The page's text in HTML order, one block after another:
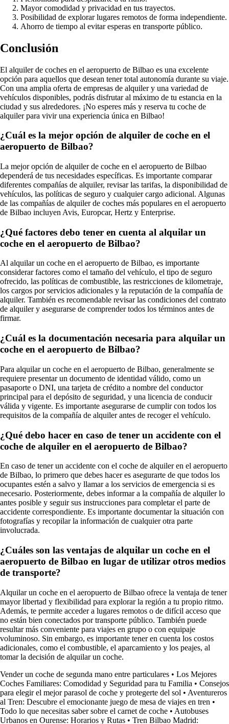
Mayor comodidad y privacidad en tus trayectos.
Posibilidad de explorar lugares remotos de forma independiente.
Ahorro de tiempo al evitar esperas en transporte público.
Conclusión
El alquiler de coches en el aeropuerto de Bilbao es una excelente
opción para aquellos que desean tener total autonomía durante su viaje.
Con una amplia oferta de empresas de alquiler y una variedad de
vehículos disponibles, podrás disfrutar al máximo de tu estancia en la
ciudad y sus alrededores. ¡No esperes más y reserva tu coche de
alquiler para vivir una experiencia única en Bilbao!
¿Cuál es la mejor opción de alquiler de coche en el
aeropuerto de Bilbao?
La mejor opción de alquiler de coche en el aeropuerto de Bilbao
dependerá de tus necesidades específicas. Es importante comparar
diferentes compañías de alquiler, revisar las tarifas, la disponibilidad de
vehículos, las políticas de seguro y cualquier cargo adicional. Algunas
de las compañías de alquiler de coches más populares en el aeropuerto
de Bilbao incluyen Avis, Europcar, Hertz y Enterprise.
¿Qué factores debo tener en cuenta al alquilar un
coche en el aeropuerto de Bilbao?
Al alquilar un coche en el aeropuerto de Bilbao, es importante
considerar factores como el tamaño del vehículo, el tipo de seguro
ofrecido, las políticas de combustible, las restricciones de kilometraje,
los cargos por servicios adicionales y la reputación de la compañía de
alquiler. También es recomendable revisar las condiciones del contrato
de alquiler y asegurarse de comprender todos los términos antes de
firmar.
¿Cuál es la documentación necesaria para alquilar un
coche en el aeropuerto de Bilbao?
Para alquilar un coche en el aeropuerto de Bilbao, generalmente se
requiere presentar un documento de identidad válido, como un
pasaporte o DNI, una tarjeta de crédito a nombre del conductor
principal para el depósito de seguridad, y una licencia de conducir
válida y vigente. Es importante asegurarse de cumplir con todos los
requisitos de la compañía de alquiler antes de recoger el vehículo.
¿Qué debo hacer en caso de tener un accidente con el
coche de alquiler en el aeropuerto de Bilbao?
En caso de tener un accidente con el coche de alquiler en el aeropuerto
de Bilbao, lo primero que debes hacer es asegurarte de que todos los
ocupantes estén a salvo y llamar a los servicios de emergencia si es
necesario. Posteriormente, debes informar a la compañía de alquiler lo
antes posible y seguir sus instrucciones para completar el parte de
accidente correspondiente. Es importante documentar la situación con
fotografías y recopilar la información de cualquier otra parte
involucrada.
¿Cuáles son las ventajas de alquilar un coche en el
aeropuerto de Bilbao en lugar de utilizar otros medios
de transporte?
Alquilar un coche en el aeropuerto de Bilbao ofrece la ventaja de tener
mayor libertad y flexibilidad para explorar la región a tu propio ritmo.
Además, te permite acceder a lugares remotos o de difícil acceso que
no están bien conectados por transporte público. También puede
resultar más conveniente para viajes en grupo o con equipaje
voluminoso. Sin embargo, es importante tener en cuenta los costos
adicionales, como el combustible, el aparcamiento y los peajes, al
tomar la decisión de alquilar un coche.
Vender un coche de segunda mano entre particulares • Los Mejores
Coches Familiares: Comodidad y Seguridad para tu Familia • Consejos
para elegir el mejor parasol de coche y protegerte del sol • Aventureros
al Tren: Descubre el emocionante juego de mesa de viajes en tren •
Todo lo que necesitas saber sobre el carnet de coche • Autobuses
Urbanos en Ourense: Horarios y Rutas • Tren Bilbao Madrid: